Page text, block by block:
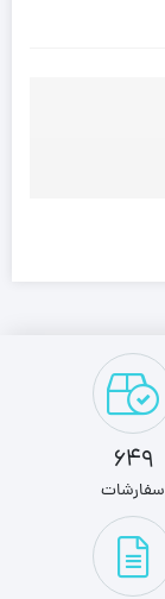
649
سفارشات